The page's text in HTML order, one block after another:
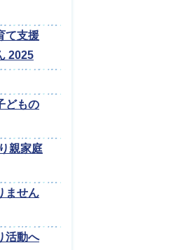
て支援
2025
どもの
親家庭
ません
活動へ